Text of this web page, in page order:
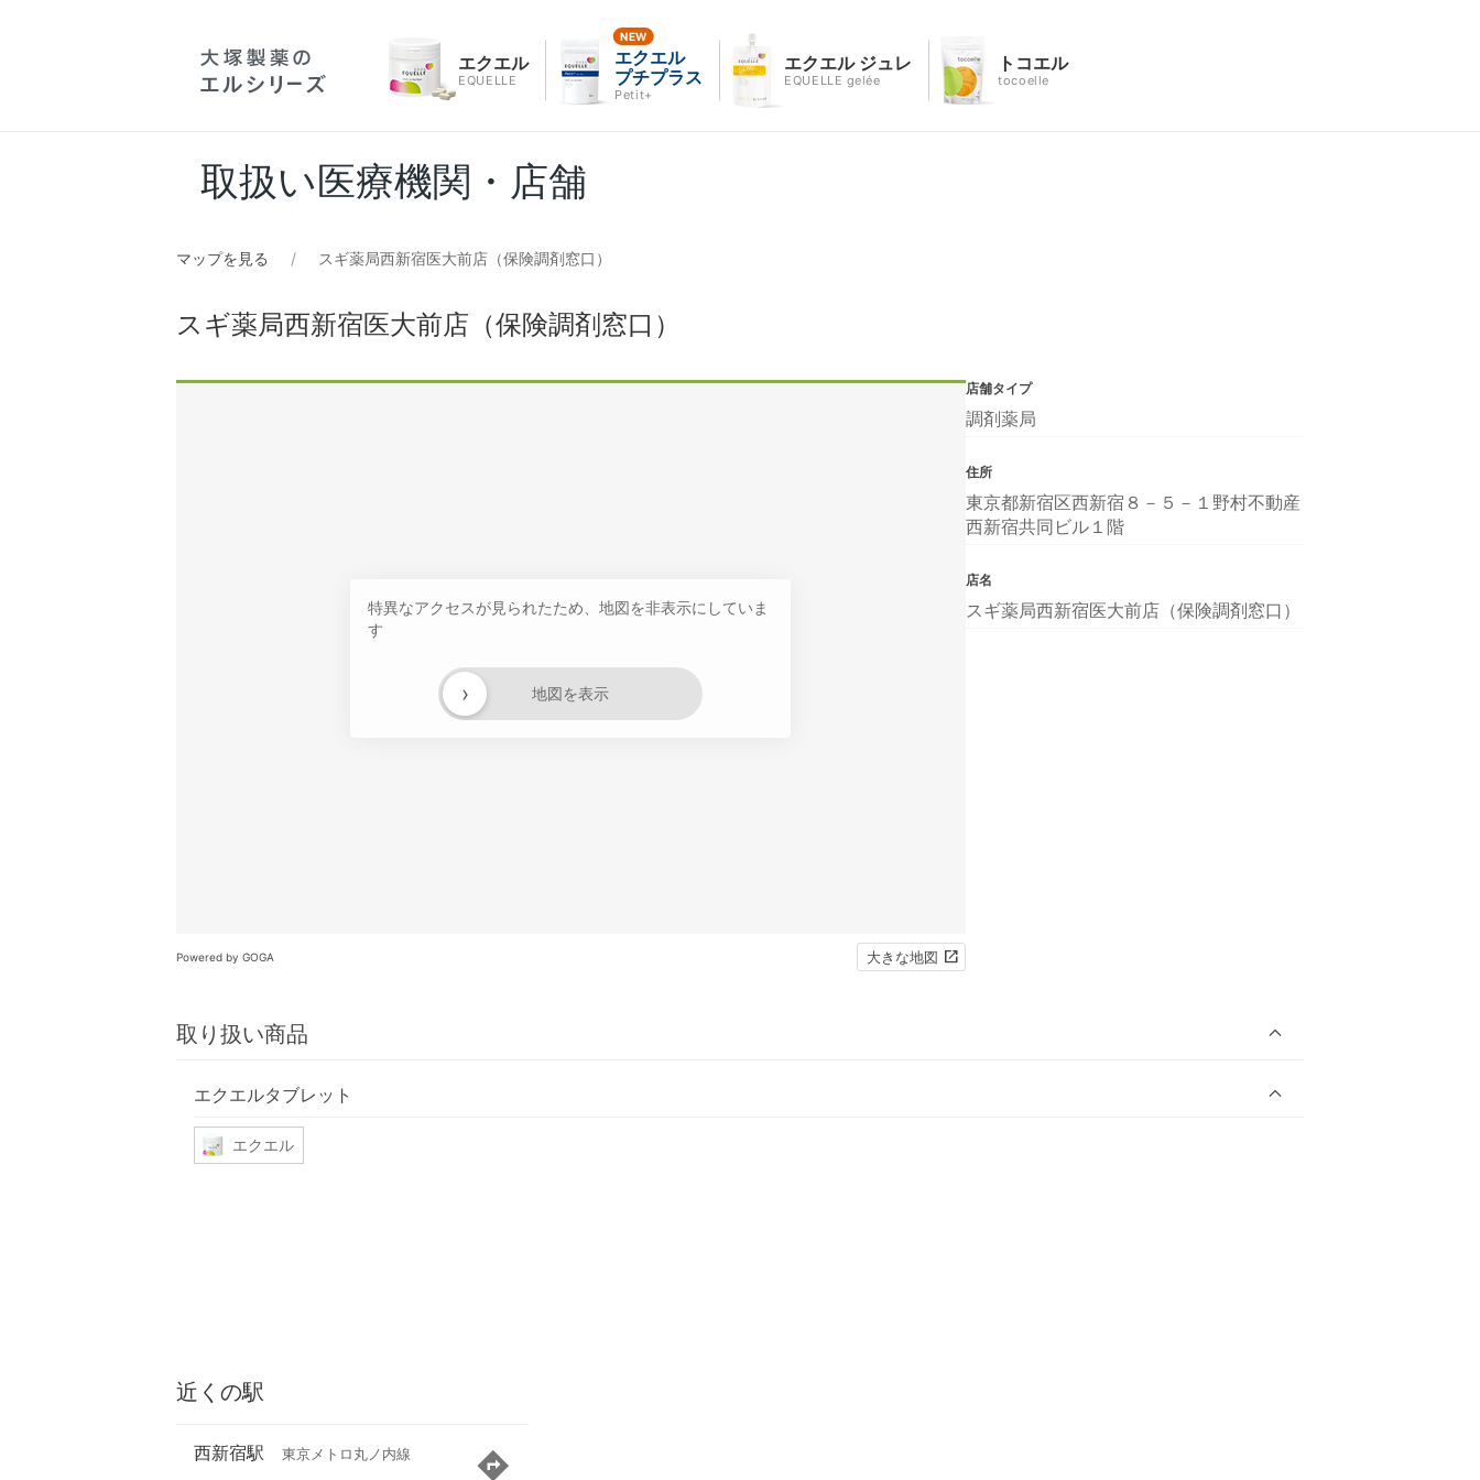
エクエル
EQUELLE
エクエル
プチプラス
Petit+
エクエル ジュレ
EQUELLE gelée
トコエル
tocoelle
取扱い医療機関・店舗
マップを見る スギ薬局西新宿医大前店（保険調剤窓口）
スギ薬局西新宿医大前店（保険調剤窓口）
特異なアクセスが見られたため、地図を非表示にしていま
す
地図を表示
›
Powered by GOGA 大きな地図
取り扱い商品
エクエルタブレット
エクエル
店舗タイプ
調剤薬局
住所
東京都新宿区西新宿８－５－１野村不動産
西新宿共同ビル１階
店名
スギ薬局西新宿医大前店（保険調剤窓口）
近くの駅
西新宿駅 東京メトロ丸ノ内線